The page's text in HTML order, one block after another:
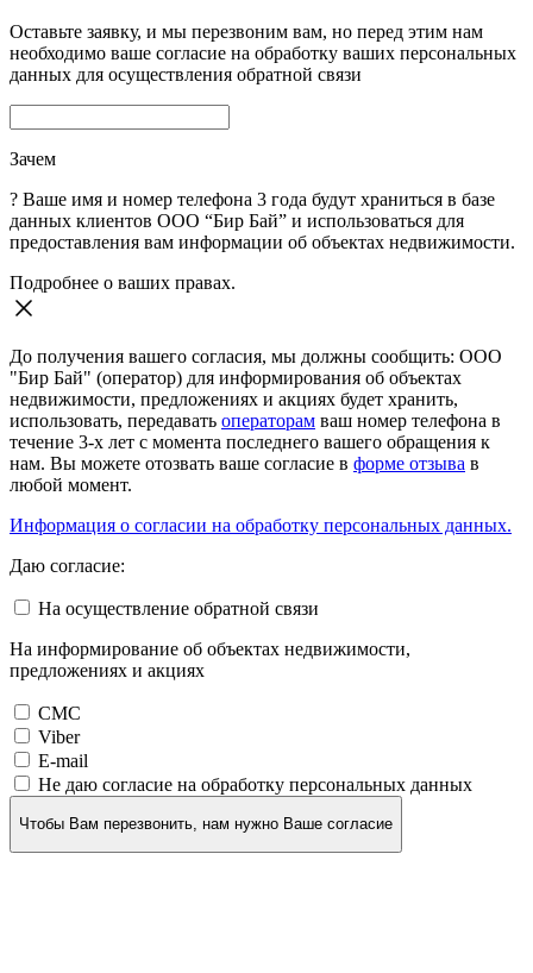
Оставьте заявку, и мы перезвоним вам, но перед этим нам
необходимо ваше согласие на обработку ваших персональных
данных для осуществления обратной связи
Зачем
? Ваше имя и номер телефона 3 года будут храниться в базе
данных клиентов ООО “Бир Бай” и использоваться для
предоставления вам информации об объектах недвижимости.
Подробнее о ваших правах.
До получения вашего согласия, мы должны сообщить: ООО
"Бир Бай" (оператор) для информирования об объектах
недвижимости, предложениях и акциях будет хранить,
использовать, передавать операторам ваш номер телефона в
течение 3-х лет с момента последнего вашего обращения к
нам. Вы можете отозвать ваше согласие в форме отзыва в
любой момент.
Информация о согласии на обработку персональных данных.
Даю согласие:
На осуществление обратной связи
На информирование об объектах недвижимости,
предложениях и акциях
СМС
Viber
E-mail
Не даю согласие на обработку персональных данных
Чтобы Вам перезвонить, нам нужно Ваше согласие